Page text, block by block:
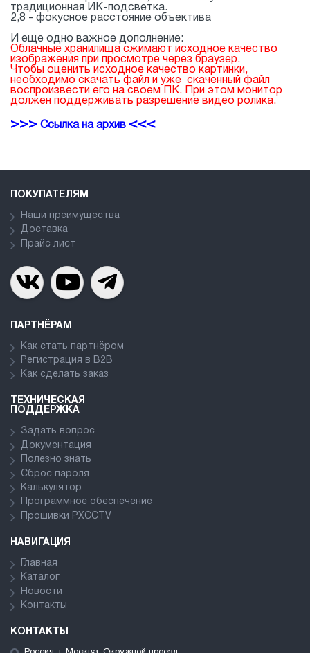
традиционная ИК-подсветка.
2,8 - фокусное расстояние объектива
И еще одно важное дополнение:
Облачные хранилища сжимают исходное качество
изображения при просмотре через браузер.
Чтобы оценить исходное качество картинки,
необходимо скачать файл и уже скаченный файл
воспроизвести его на своем ПК. При этом монитор
должен поддерживать разрешение видео ролика.
>>> Ссылка на архив <<<
ПОКУПАТЕЛЯМ
Наши преимущества
Доставка
Прайс лист
ПАРТНЁРАМ
Как стать партнёром
Регистрация в В2В
Как сделать заказ
ТЕХНИЧЕСКАЯ
ПОДДЕРЖКА
Задать вопрос
Документация
Полезно знать
Сброс пароля
Калькулятор
Программное обеспечение
Прошивки PXCCTV
НАВИГАЦИЯ
Главная
Каталог
Новости
Контакты
КОНТАКТЫ